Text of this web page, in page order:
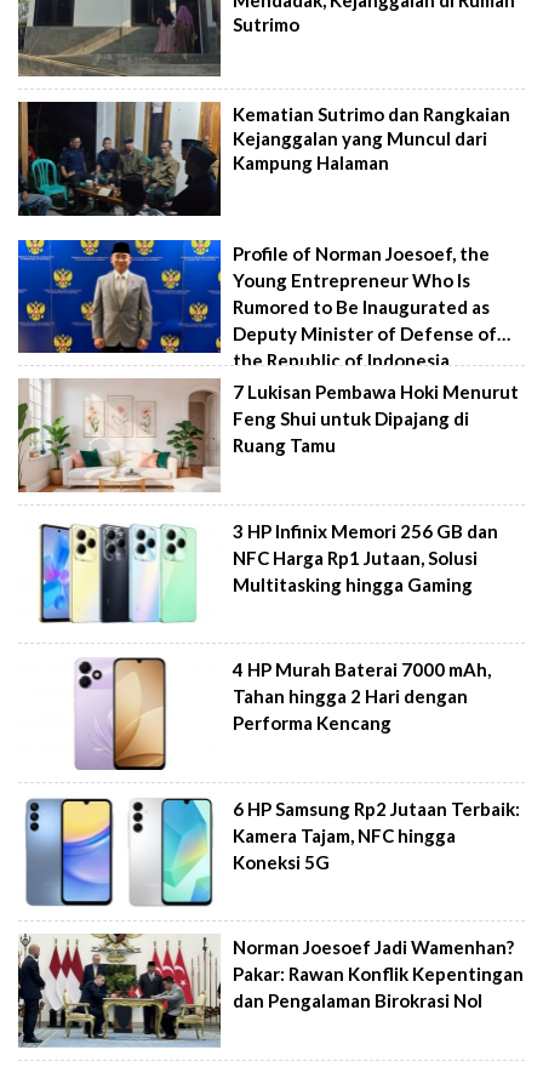
Sutrimo
Kematian Sutrimo dan Rangkaian
Kejanggalan yang Muncul dari
Kampung Halaman
Profile of Norman Joesoef, the
Young Entrepreneur Who Is
Rumored to Be Inaugurated as
Deputy Minister of Defense of
the Republic of Indonesia
7 Lukisan Pembawa Hoki Menurut
Feng Shui untuk Dipajang di
Ruang Tamu
3 HP Infinix Memori 256 GB dan
NFC Harga Rp1 Jutaan, Solusi
Multitasking hingga Gaming
4 HP Murah Baterai 7000 mAh,
Tahan hingga 2 Hari dengan
Performa Kencang
6 HP Samsung Rp2 Jutaan Terbaik:
Kamera Tajam, NFC hingga
Koneksi 5G
Norman Joesoef Jadi Wamenhan?
Pakar: Rawan Konflik Kepentingan
dan Pengalaman Birokrasi Nol